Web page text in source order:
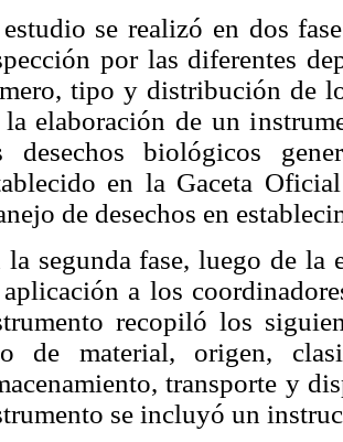
se realizó en dos
por las diferentes
tipo y distribución de
la elaboración de un
desechos biológicos
en la Gaceta
de desechos en
la segunda fase, luego de la
a los
recopiló los
de material, origen,
transporte y
se incluyó un